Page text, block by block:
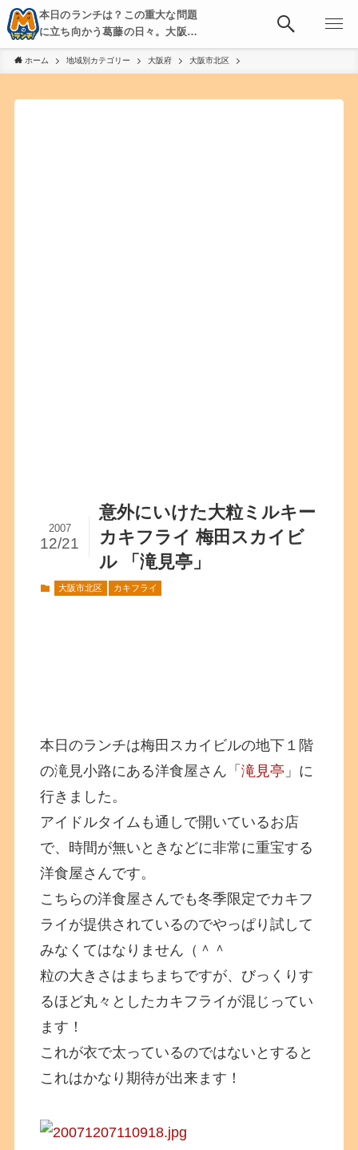
本日のランチは？この重大な問題
に立ち向かう葛藤の日々。大阪・
京都・神戸を中心とした食べ歩
き、飲み歩きを綴る。
ホーム 地域別カテゴリー 大阪府 大阪市北区
意外にいけた大粒ミルキー
カキフライ 梅田スカイビ
ル 「滝見亭」
2007
12/21
大阪市北区 カキフライ
本日のランチは梅田スカイビルの地下１階
の滝見小路にある洋食屋さん「滝見亭 」に
行きました。
アイドルタイムも通しで開いているお店
で、時間が無いときなどに非常に重宝する
洋食屋さんです。
こちらの洋食屋さんでも冬季限定でカキフ
ライが提供されているのでやっぱり試して
みなくてはなりません（＾＾
粒の大きさはまちまちですが、びっくりす
るほど丸々としたカキフライが混じってい
ます！
これが衣で太っているのではないとすると
これはかなり期待が出来ます！